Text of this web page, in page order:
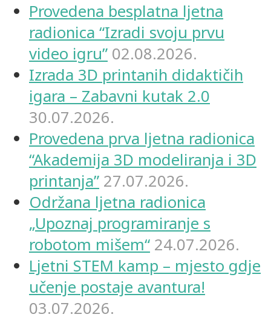
Provedena besplatna ljetna
radionica “Izradi svoju prvu
video igru” 02.08.2026.
Izrada 3D printanih didaktičih
igara – Zabavni kutak 2.0
30.07.2026.
Provedena prva ljetna radionica
“Akademija 3D modeliranja i 3D
printanja” 27.07.2026.
Održana ljetna radionica
„Upoznaj programiranje s
robotom mišem“ 24.07.2026.
Ljetni STEM kamp – mjesto gdje
učenje postaje avantura!
03.07.2026.